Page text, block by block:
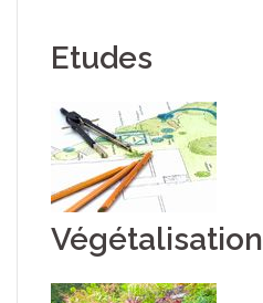
Etudes
Végétalisation